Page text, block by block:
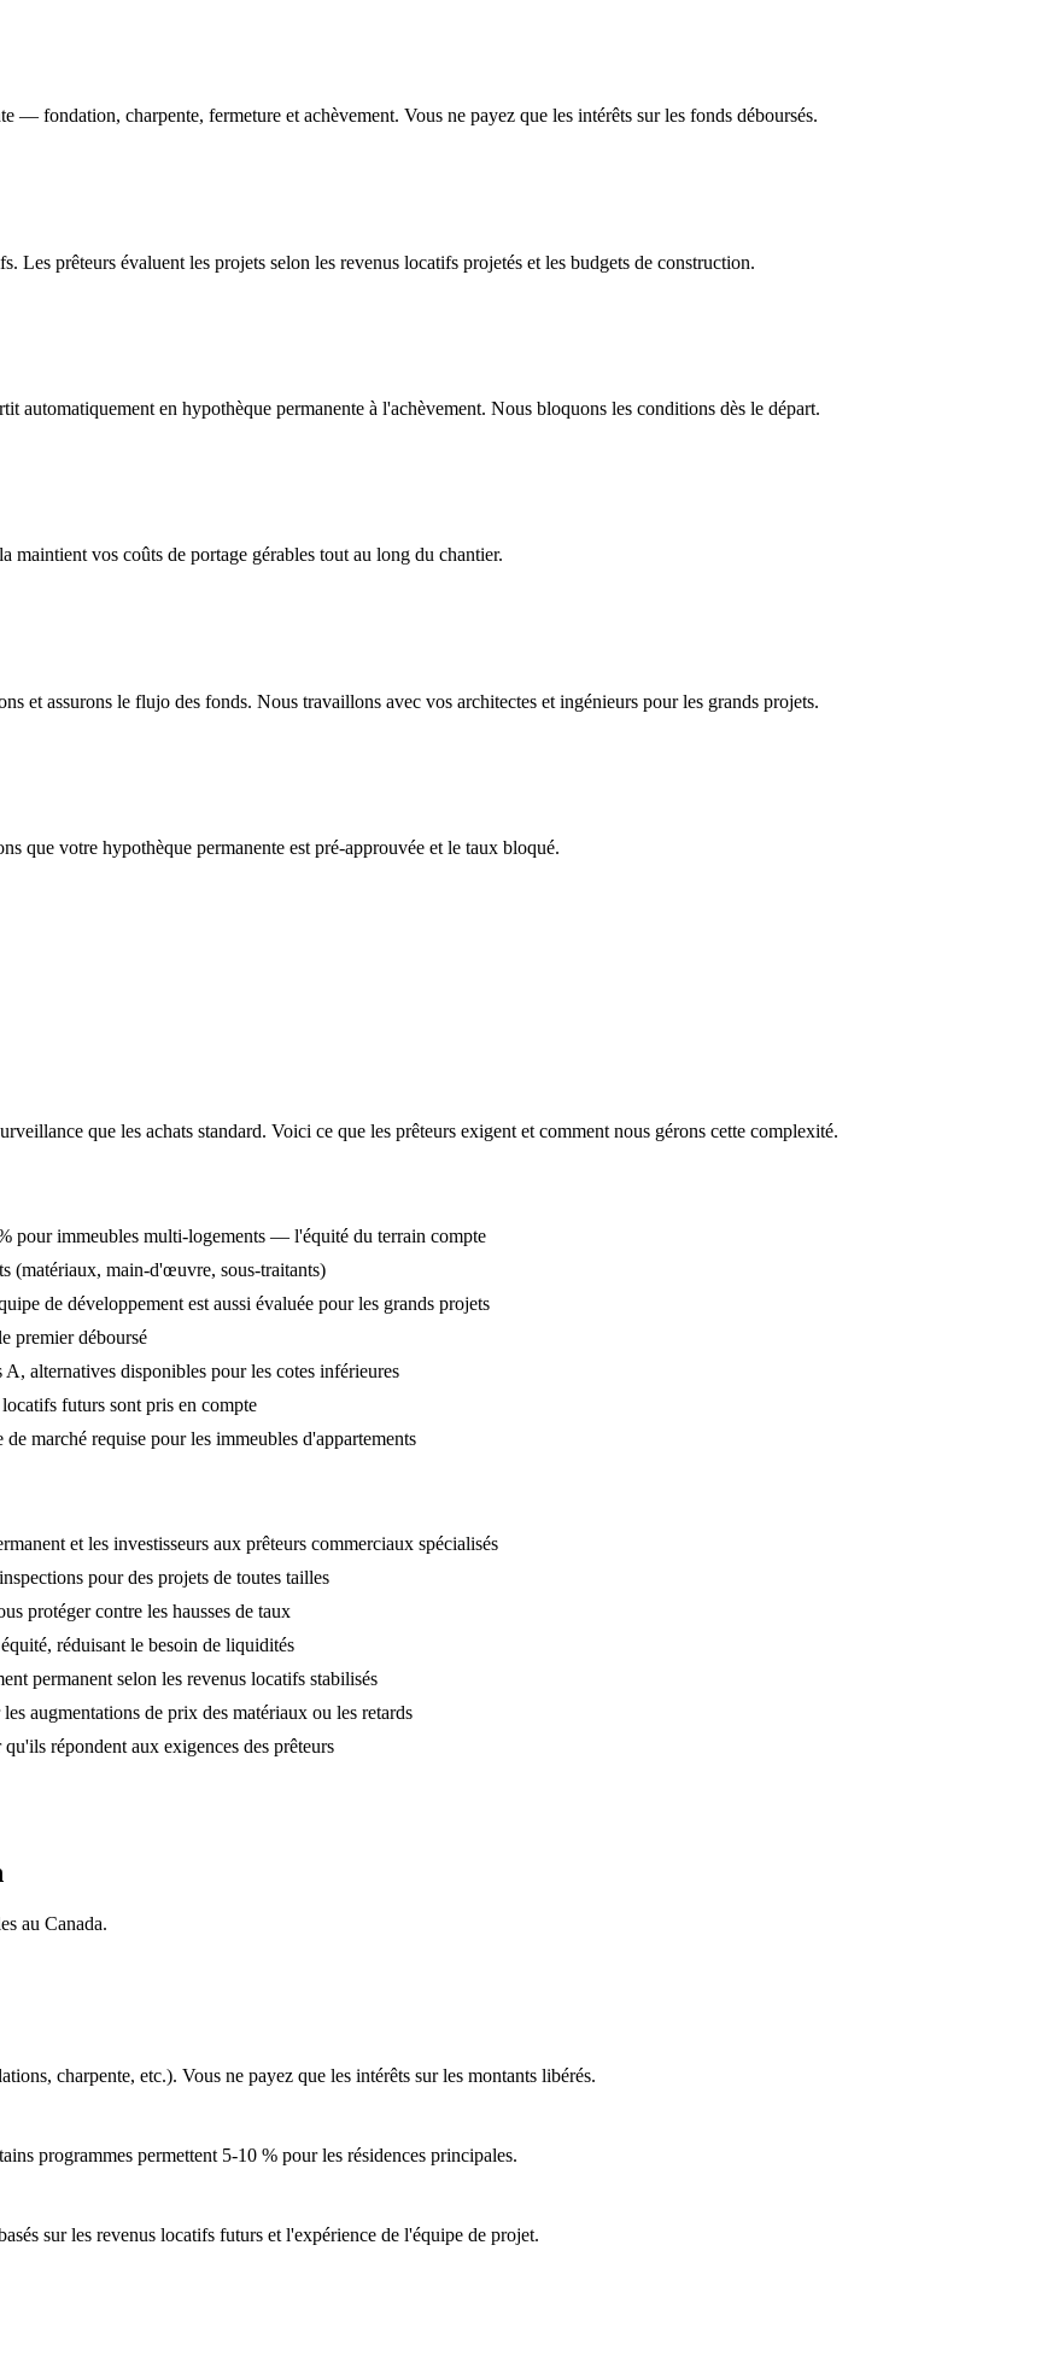
— fondation, charpente, fermeture et achèvement. Vous ne payez que les intérêts sur les fonds déboursés.
Les prêteurs évaluent les projets selon les revenus locatifs projetés et les budgets de construction.
automatiquement en hypothèque permanente à l'achèvement. Nous bloquons les conditions dès le départ.
maintient vos coûts de portage gérables tout au long du chantier.
et assurons le flujo des fonds. Nous travaillons avec vos architectes et ingénieurs pour les grands projets.
que votre hypothèque permanente est pré-approuvée et le taux bloqué.
que les achats standard. Voici ce que les prêteurs exigent et comment nous gérons cette complexité.
pour immeubles multi-logements — l'équité du terrain compte
(matériaux, main-d'œuvre, sous-traitants)
de développement est aussi évaluée pour les grands projets
premier déboursé
alternatives disponibles pour les cotes inférieures
futurs sont pris en compte
marché requise pour les immeubles d'appartements
et les investisseurs aux prêteurs commerciaux spécialisés
pour des projets de toutes tailles
protéger contre les hausses de taux
réduisant le besoin de liquidités
permanent selon les revenus locatifs stabilisés
augmentations de prix des matériaux ou les retards
répondent aux exigences des prêteurs
au Canada.
charpente, etc.). Vous ne payez que les intérêts sur les montants libérés.
programmes permettent 5-10 % pour les résidences principales.
sur les revenus locatifs futurs et l'expérience de l'équipe de projet.